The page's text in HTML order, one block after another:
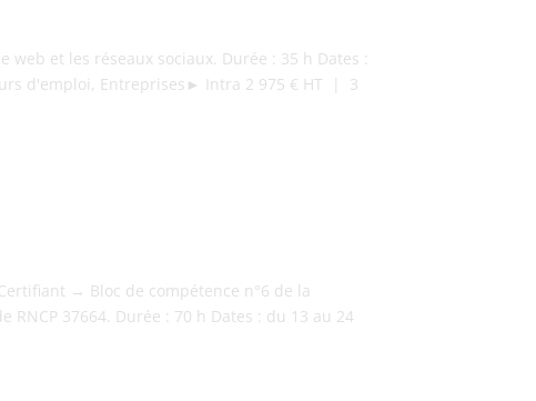
et les réseaux sociaux. Durée : 35 h Dates :
d'emploi, Entreprises► Intra 2 975 € HT | 3
→ Bloc de compétence n°6 de la
37664. Durée : 70 h Dates : du 13 au 24